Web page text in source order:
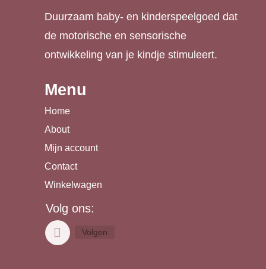
Duurzaam baby- en kinderspeelgoed dat
de motorische en sensorische
ontwikkeling van je kindje stimuleert.
Menu
Home
About
Mijn account
Contact
Winkelwagen
Volg ons:
Volgen